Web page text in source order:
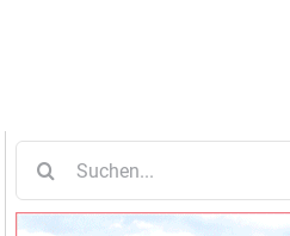
nach: